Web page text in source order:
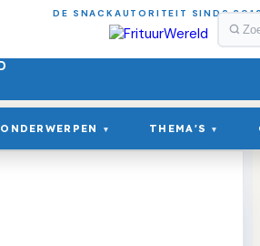
DE SNACKAUTORITEIT SINDS
ONDERWERPEN ▾ THEMA'S ▾